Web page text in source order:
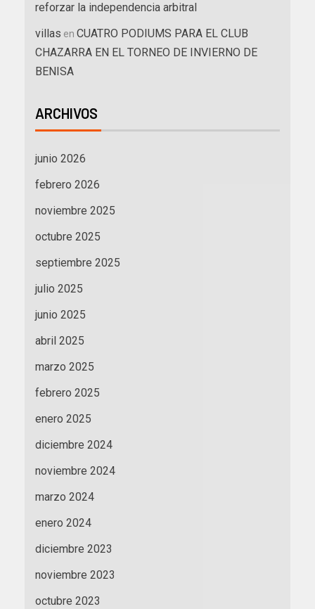
reforzar la independencia arbitral
villas en CUATRO PODIUMS PARA EL CLUB
CHAZARRA EN EL TORNEO DE INVIERNO DE
BENISA
ARCHIVOS
junio 2026
febrero 2026
noviembre 2025
octubre 2025
septiembre 2025
julio 2025
junio 2025
abril 2025
marzo 2025
febrero 2025
enero 2025
diciembre 2024
noviembre 2024
marzo 2024
enero 2024
diciembre 2023
noviembre 2023
octubre 2023